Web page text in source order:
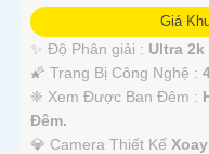
Giá
✨ Độ Phân giải : Ultra 2k
🌠 Trang Bị Công Nghệ :
❈ Xem Được Ban Đêm :
Ðêm.
💎 Camera Thiết Kế